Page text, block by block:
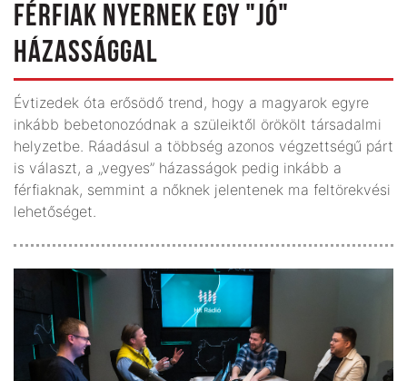
FÉRFIAK NYERNEK EGY "JÓ"
HÁZASSÁGGAL
Évtizedek óta erősödő trend, hogy a magyarok egyre
inkább bebetonozódnak a szüleiktől örökölt társadalmi
helyzetbe. Ráadásul a többség azonos végzettségű párt
is választ, a „vegyes” házasságok pedig inkább a
férfiaknak, semmint a nőknek jelentenek ma feltörekvési
lehetőséget.